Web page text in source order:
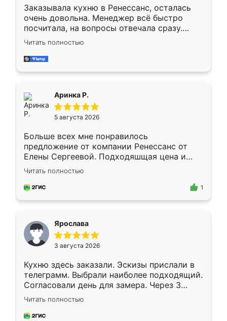
Заказывала кухню в Ренессанс, осталась
очень довольна. Менеджер всё быстро
посчитала, на вопросы отвечала сразу.
Замерщик приехал в субботу, подошёл к
делу со всей ответственностью. Собрали
за день, ребята работали аккуратно, даже
Читать полностью
Аринка Р.
5 августа 2026
Больше всех мне понравилось
предложение от компании Ренессанс от
Елены Сергеевой. Подходяшщая цена и
короткие сроки изготовления. Приехавший
для замера сотрудник Владислав
предложил по моему эскизу самый
Читать полностью
1
Ярослава
3 августа 2026
Кухню здесь заказали. Эскизы прислали в
телеграмм. Выбрали наиболее подходящий.
Согласовали день для замера. Через 3
недели кухня была уже готова. Остались
довольны работой. Спасибо Ренессанс
мебель за качественную работу!
Читать полностью